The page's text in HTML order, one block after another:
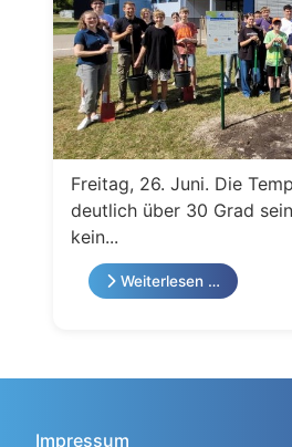
Freitag, 26. Juni. Die
deutlich über 30 Grad
kein...
Weiterlesen …
Impressum